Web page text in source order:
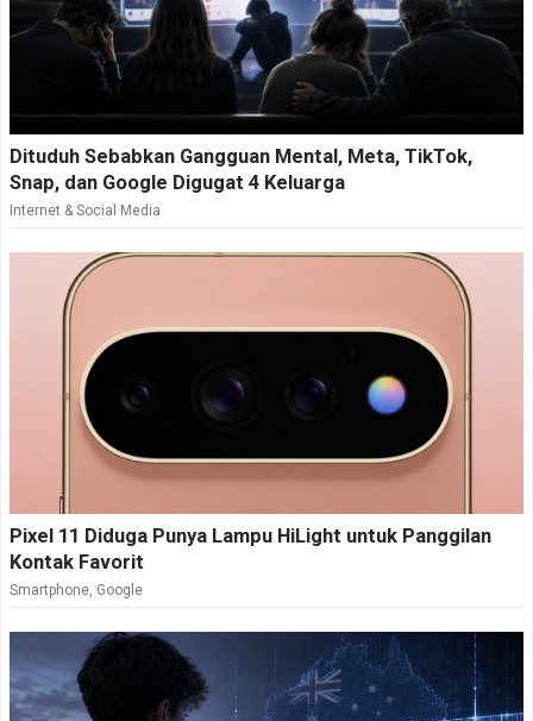
Dituduh Sebabkan Gangguan Mental, Meta, TikTok,
Snap, dan Google Digugat 4 Keluarga
Internet & Social Media
Pixel 11 Diduga Punya Lampu HiLight untuk Panggilan
Kontak Favorit
Smartphone Google